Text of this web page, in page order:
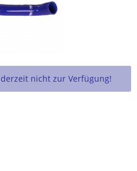
nicht zur Verfügung!